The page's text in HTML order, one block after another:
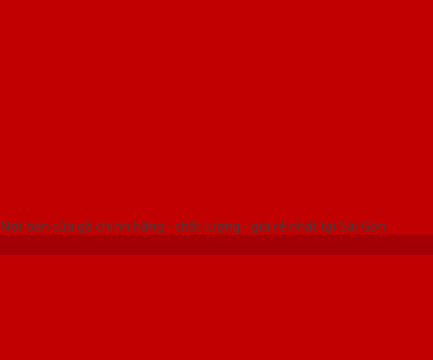
Nơi bán cửa gỗ chính hãng - chất lượng - giá rẻ nhất tại Sài Gòn